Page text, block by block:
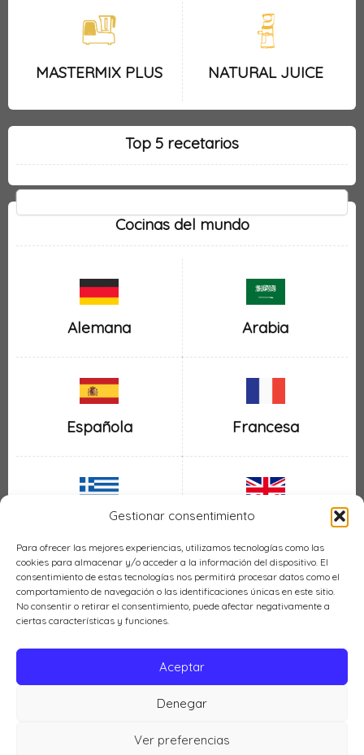
Gestionar consentimiento
Para ofrecer las mejores experiencias, utilizamos tecnologías como las
cookies para almacenar y/o acceder a la información del dispositivo. El
consentimiento de estas tecnologías nos permitirá procesar datos como el
comportamiento de navegación o las identificaciones únicas en este sitio.
No consentir o retirar el consentimiento, puede afectar negativamente a
ciertas características y funciones.
Aceptar
Denegar
Ver preferencias
MASTERMIX PLUS NATURAL JUICE
Top 5 recetarios
Cocinas del mundo
Alemana Arabia
Española Francesa
Griega Inglesa
Italiana